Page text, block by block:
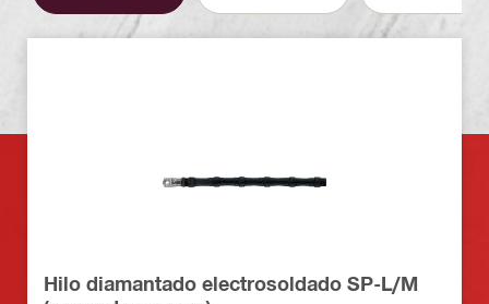
Hilo diamantado electrosoldado SP-L/M